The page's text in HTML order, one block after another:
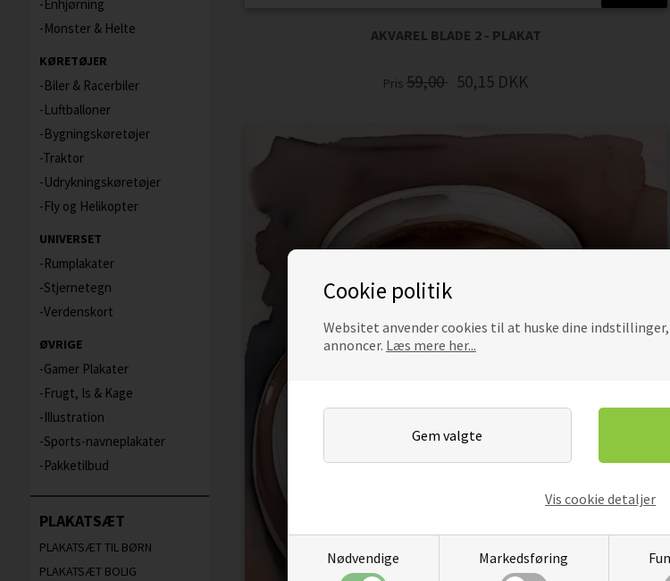
Cookie politik
Websitet anvender cookies til at huske dine
annoncer. Læs mere her...
Nødvendige Markedsføring
Vis cookie detaljer
Enhjørning
Monster & Helte
KØRETØJER
Biler & Racerbiler
Luftballoner
Bygningskøretøjer
Traktor
Udrykningskøretøjer
Fly og Helikopter
UNIVERSET
Rumplakater
Stjernetegn
Verdenskort
ØVRIGE
Gamer Plakater
Frugt, Is & Kage
Illustration
Sports-navneplakater
Pakketilbud
PLAKATSÆT
PLAKATSÆT TIL BØRN
PLAKATSÆT BOLIG
AKVAREL BLADE 2 - PLAKAT
Pris59,00 50,15 DKK